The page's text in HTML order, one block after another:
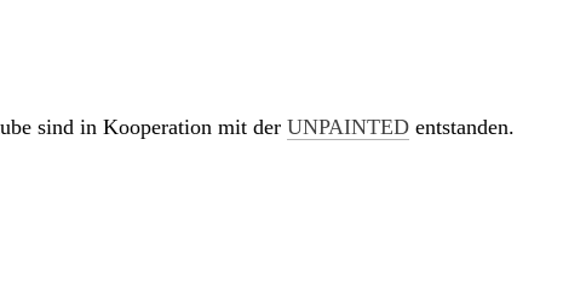
sind in Kooperation mit der UNPAINTED entstanden.